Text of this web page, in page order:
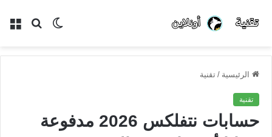
بحث الوضع
الرئيسية / تقنية
تقنية
حسابات نتفلكس 2026 مدفوعة